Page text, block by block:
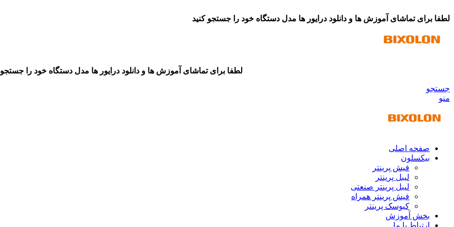
لطفا برای تماشای آموزش ها و دانلود درایور ها مدل دستگاه خود را جستجو کنید
لطفا برای تماشای آموزش ها و دانلود درایور ها مدل دستگاه خود را جستجو
جستجو
منو
صفحه اصلی
بیکسلون
فیش پرینتر
لیبل پرینتر
لیبل پرینتر صنعتی
فیش پرینتر همراه
کیوسک پرینتر
بخش آموزش